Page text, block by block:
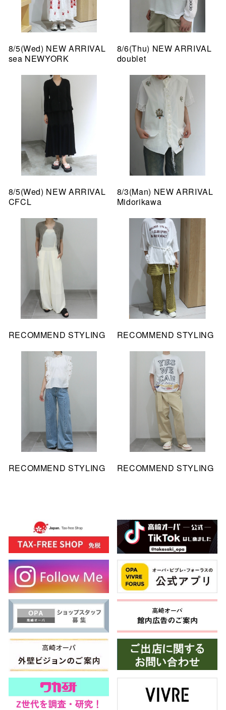
8/5(Wed) NEW ARRIVAL
sea NEWYORK
8/6(Thu) NEW ARRIVAL
doublet
8/5(Wed) NEW ARRIVAL
CFCL
8/3(Man) NEW ARRIVAL
Midorikawa
RECOMMEND STYLING RECOMMEND STYLING
RECOMMEND STYLING RECOMMEND STYLING